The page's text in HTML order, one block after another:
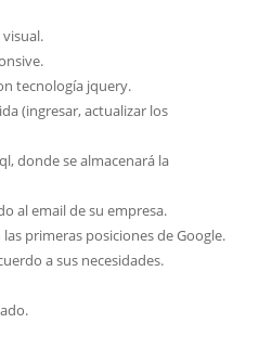
tecnología jquery.
(ingresar, actualizar los
donde se almacenará la
al email de su empresa.
primeras posiciones de Google.
a sus necesidades.